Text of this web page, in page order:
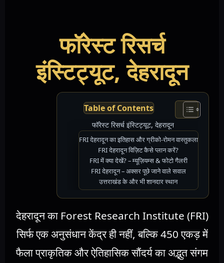
फॉरेस्ट रिसर्च
इंस्टिट्यूट, देहरादून
Table of Contents
फॉरेस्ट रिसर्च इंस्टिट्यूट, देहरादून
FRI देहरादून का इतिहास और ग्रीको-रोमन वास्तुकला
FRI देहरादून विज़िट कैसे प्लान करें?
FRI में क्या देखें? – म्यूज़ियम्स & फोटो गैलरी
FRI देहरादून – अक्सर पूछे जाने वाले सवाल
उत्तराखंड के और भी शानदार स्थान
देहरादून का Forest Research Institute (FRI)
सिर्फ एक अनुसंधान केंद्र ही नहीं, बल्कि 450 एकड़ में
फैला प्राकृतिक और ऐतिहासिक सौंदर्य का अद्भुत संगम